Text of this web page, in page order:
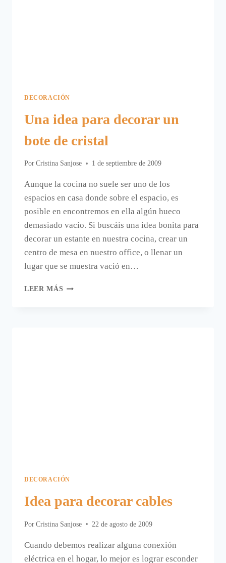
DECORACIÓN
Una idea para decorar un
bote de cristal
Por Cristina Sanjose 1 de septiembre de 2009
Aunque la cocina no suele ser uno de los
espacios en casa donde sobre el espacio, es
posible en encontremos en ella algún hueco
demasiado vacío. Si buscáis una idea bonita para
decorar un estante en nuestra cocina, crear un
centro de mesa en nuestro office, o llenar un
lugar que se muestra vació en…
LEER MÁS UNA
DECORACIÓN
Idea para decorar cables
Por Cristina Sanjose 22 de agosto de 2009
Cuando debemos realizar alguna conexión
eléctrica en el hogar, lo mejor es lograr esconder